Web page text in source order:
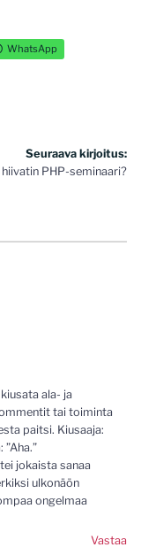
WhatsApp
Seuraava kirjoitus:
PHP-seminaari?
ala- ja
tai toiminta
paitsi. Kiusaaja:
jokaista sanaa
ulkonäön
ongelmaa
Vastaa